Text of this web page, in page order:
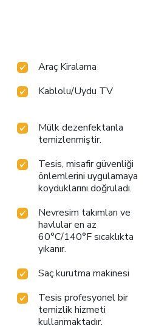
Araç Kiralama
Kablolu/Uydu TV
Mülk dezenfektanla
temizlenmiştir.
Tesis, misafir güvenliği
önlemlerini uygulamaya
koyduklarını doğruladı.
Nevresim takımları ve
havlular en az
60°C/140°F sıcaklıkta
yıkanır.
Saç kurutma makinesi
Tesis profesyonel bir
temizlik hizmeti
kullanmaktadır.